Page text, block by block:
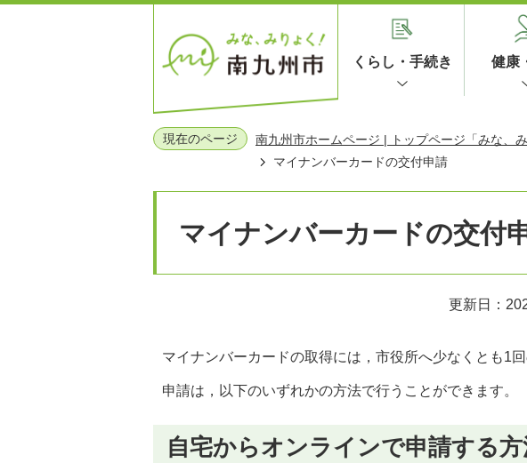
くらし・手続き 健康
現在のページ 南九州市ホームページ | トップページ「みな、み
マイナンバーカードの交付申請
マイナンバーカードの交付
更新日：
マイナンバーカードの取得には，市役所へ少なくとも1回
申請は，以下のいずれかの方法で行うことができます。
自宅からオンラインで申請する